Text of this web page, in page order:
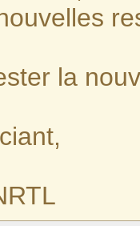
la